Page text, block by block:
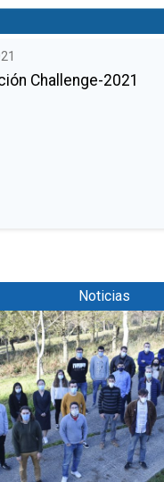
Challenge-2021
Noticias